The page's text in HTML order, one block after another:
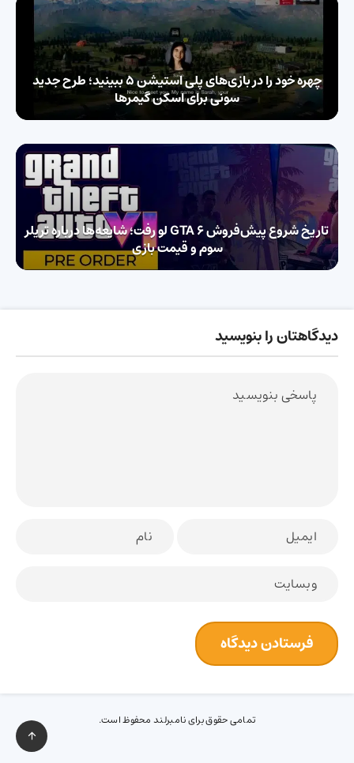
چهره خود را در بازی‌های پلی‌ استیشن ۵ ببینید؛ طرح جدید
سونی برای اسکن گیمرها
تاریخ شروع پیش‌فروش GTA 6 لو رفت؛ شایعه‌ها درباره تریلر
سوم و قیمت بازی
دیدگاهتان را بنویسید
تمامی حقوق برای نامبرلند محفوظ است.